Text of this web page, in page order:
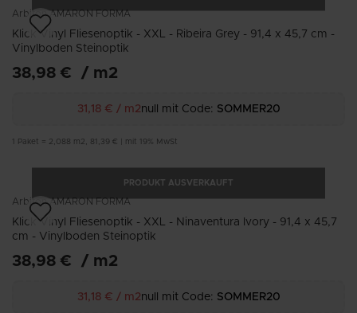
Arbiton AMARON FORMA
Klick Vinyl Fliesenoptik - XXL - Ribeira Grey - 91,4 x 45,7 cm -
Vinylboden Steinoptik
38,98 € / m2
31,18 € / m2null mit Code: SOMMER20
Paket = 2,088 m2 81,39 € mit 19% MwSt
PRODUKT AUSVERKAUFT
Arbiton AMARON FORMA
Klick Vinyl Fliesenoptik - XXL - Ninaventura Ivory - 91,4 x 45,7
cm - Vinylboden Steinoptik
38,98 € / m2
31,18 € / m2null mit Code: SOMMER20